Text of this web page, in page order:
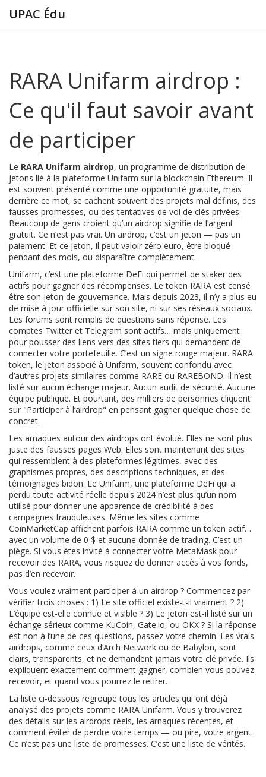
UPAC Édu
RARA Unifarm airdrop :
Ce qu'il faut savoir avant
de participer
Le RARA Unifarm airdrop, un programme de distribution de
jetons lié à la plateforme Unifarm sur la blockchain Ethereum. Il
est souvent présenté comme une opportunité gratuite, mais
derrière ce mot, se cachent souvent des projets mal définis, des
fausses promesses, ou des tentatives de vol de clés privées.
Beaucoup de gens croient qu’un airdrop signifie de l’argent
gratuit. Ce n’est pas vrai. Un airdrop, c’est un jeton — pas un
paiement. Et ce jeton, il peut valoir zéro euro, être bloqué
pendant des mois, ou disparaître complètement.
Unifarm, c’est une plateforme DeFi qui permet de staker des
actifs pour gagner des récompenses. Le token RARA est censé
être son jeton de gouvernance. Mais depuis 2023, il n’y a plus eu
de mise à jour officielle sur son site, ni sur ses réseaux sociaux.
Les forums sont remplis de questions sans réponse. Les
comptes Twitter et Telegram sont actifs… mais uniquement
pour pousser des liens vers des sites tiers qui demandent de
connecter votre portefeuille. C’est un signe rouge majeur. RARA
token, le jeton associé à Unifarm, souvent confondu avec
d’autres projets similaires comme RARE ou RAREBOND. Il n’est
listé sur aucun échange majeur. Aucun audit de sécurité. Aucune
équipe publique. Et pourtant, des milliers de personnes cliquent
sur "Participer à l’airdrop" en pensant gagner quelque chose de
concret.
Les arnaques autour des airdrops ont évolué. Elles ne sont plus
juste des fausses pages Web. Elles sont maintenant des sites
qui ressemblent à des plateformes légitimes, avec des
graphismes propres, des descriptions techniques, et des
témoignages bidon. Le Unifarm, une plateforme DeFi qui a
perdu toute activité réelle depuis 2024 n’est plus qu’un nom
utilisé pour donner une apparence de crédibilité à des
campagnes frauduleuses. Même les sites comme
CoinMarketCap affichent parfois RARA comme un token actif…
avec un volume de 0 $ et aucune donnée de trading. C’est un
piège. Si vous êtes invité à connecter votre MetaMask pour
recevoir des RARA, vous risquez de donner accès à vos fonds,
pas d’en recevoir.
Vous voulez vraiment participer à un airdrop ? Commencez par
vérifier trois choses : 1) Le site officiel existe-t-il vraiment ? 2)
L’équipe est-elle connue et visible ? 3) Le jeton est-il listé sur un
échange sérieux comme KuCoin, Gate.io, ou OKX ? Si la réponse
est non à l’une de ces questions, passez votre chemin. Les vrais
airdrops, comme ceux d’Arch Network ou de Babylon, sont
clairs, transparents, et ne demandent jamais votre clé privée. Ils
expliquent exactement comment gagner, combien vous pouvez
recevoir, et quand vous pourrez le retirer.
La liste ci-dessous regroupe tous les articles qui ont déjà
analysé des projets comme RARA Unifarm. Vous y trouverez
des détails sur les airdrops réels, les arnaques récentes, et
comment éviter de perdre votre temps — ou pire, votre argent.
Ce n’est pas une liste de promesses. C’est une liste de vérités.